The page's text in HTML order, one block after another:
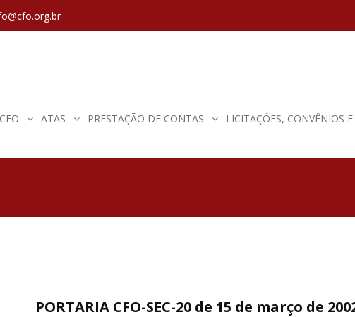
CFO ATAS PRESTAÇÃO DE CONTAS LICITAÇÕES, CONVÊNIOS
PORTARIA CFO-SEC-20 de 15 de março de